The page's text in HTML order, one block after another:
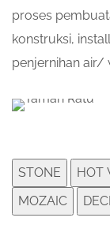
proses
konstruksi,
penjernihan air/
STONE HOT
MOZAIC